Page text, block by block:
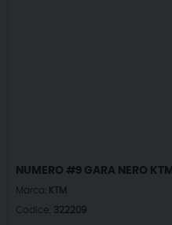
NUMERO #9 GARA NERO KTM
Marca: KTM
Codice: 322209